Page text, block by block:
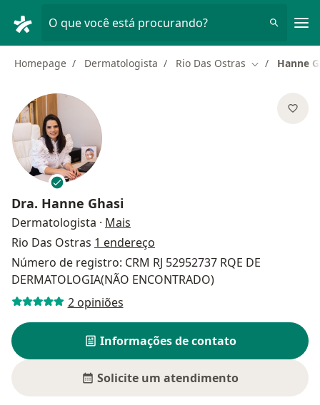
O que você está procurando?
Homepage Dermatologista Rio Das Ostras Mudar de
Hanne
Dra. Hanne Ghasi
Dermatologista · Mais
Rio Das Ostras 1 endereço
Número de registro: CRM RJ 52952737 RQE DE
DERMATOLOGIA(NÃO ENCONTRADO)
2 opiniões
Informações de contato
Solicite um atendimento